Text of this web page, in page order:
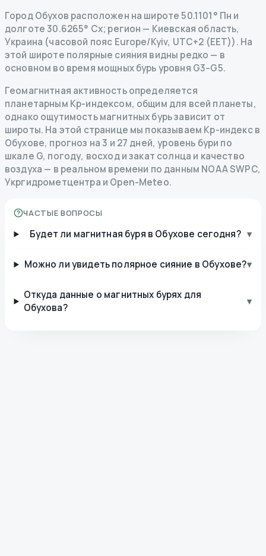
Город Обухов расположен на широте 50.1101° Пн и
долготе 30.6265° Сх; регион — Киевская область,
Украина (часовой пояс Europe/Kyiv, UTC+2 (EET)). На
этой широте полярные сияния видны редко — в
основном во время мощных бурь уровня G3–G5.
Геомагнитная активность определяется
планетарным Kp-индексом, общим для всей планеты,
однако ощутимость магнитных бурь зависит от
широты. На этой странице мы показываем Kp-индекс в
Обухове, прогноз на 3 и 27 дней, уровень бури по
шкале G, погоду, восход и закат солнца и качество
воздуха — в реальном времени по данным NOAA SWPC,
Укргидрометцентра и Open-Meteo.
ЧАСТЫЕ ВОПРОСЫ
Будет ли магнитная буря в Обухове сегодня? ▾
Можно ли увидеть полярное сияние в Обухове?▾
Откуда данные о магнитных бурях для
Обухова?
▾